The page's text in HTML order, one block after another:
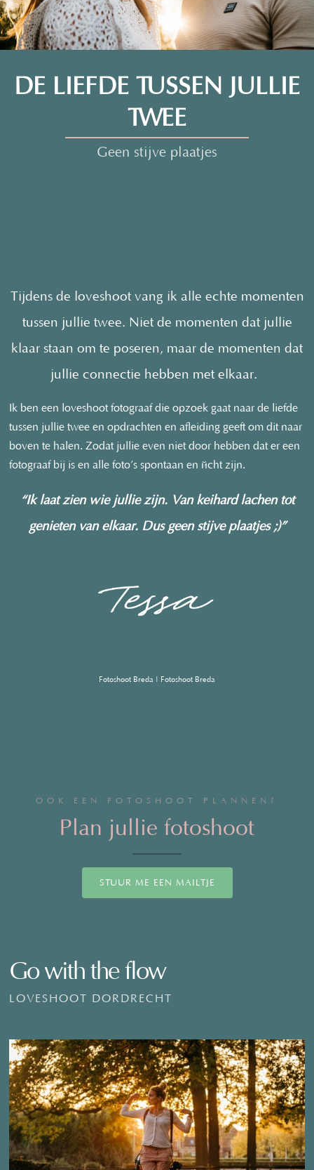
DE LIEFDE TUSSEN JULLIE
TWEE
Geen stijve plaatjes
Tijdens de loveshoot vang ik alle echte momenten
tussen jullie twee. Niet de momenten dat jullie
klaar staan om te poseren, maar de momenten dat
jullie connectie hebben met elkaar.
Ik ben een loveshoot fotograaf die opzoek gaat naar de liefde
tussen jullie twee en opdrachten en afleiding geeft om dit naar
boven te halen. Zodat jullie even niet door hebben dat er een
fotograaf bij is en alle foto’s spontaan en écht zijn.
“Ik laat zien wie jullie zijn. Van keihard lachen tot
genieten van elkaar. Dus geen stijve plaatjes ;)”
Fotoshoot Breda | Fotoshoot Breda
OOK EEN FOTOSHOOT PLANNEN?
Plan jullie fotoshoot
STUUR ME EEN MAILTJE
Go with the flow
LOVESHOOT DORDRECHT